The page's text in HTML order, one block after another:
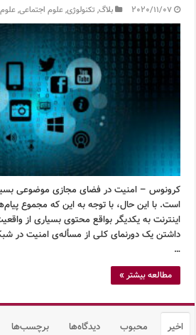
2020/11/07 بلاگ, تکنولوژی,علوم اجتماعی,
کرونوس – امنیت در فضای مجازی موضوعی
است. با این حال، با توجه به این که مجموع
اینترنت به یکدیگر بواقع محتوی بسیاری از
داشتن یک دورنمای کلی از مسأله‌ی امنیت در
…
مطالعه بیشتر »
اخیر محبوب دیدگاه‌ها برچسب‌ها